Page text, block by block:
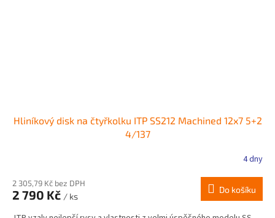
Hliníkový disk na čtyřkolku ITP SS212 Machined 12x7 5+2
4/137
4 dny
2 305,79 Kč bez DPH
2 790 Kč / ks
Do košíku